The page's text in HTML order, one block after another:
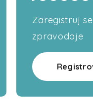
Zaregistruj
zpravodaje